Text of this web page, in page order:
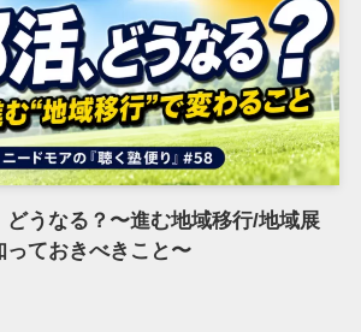
どうなる？〜進む地域移行/地域展
っておきべきこと〜